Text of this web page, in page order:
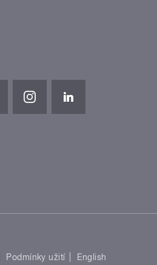
Podmínky užití English